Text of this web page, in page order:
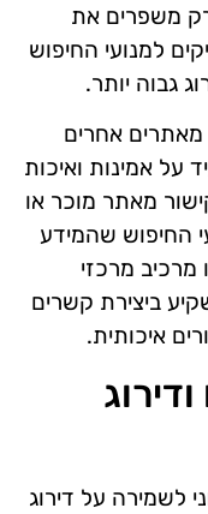
משפרים את
למנועי החיפוש
גבוה יותר.
מאתרים אחרים
על אמינות ואיכות
מאתר מוכר או
החיפוש שהמידע
מרכיב מרכזי
ביצירת קשרים
איכותית.
לשמירה על דירוג